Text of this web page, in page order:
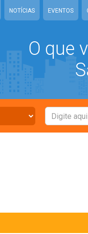
NOTÍCIAS EVENTOS
O que